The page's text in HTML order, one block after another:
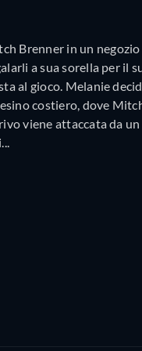
Brenner in un
a sua sorella per il
al gioco. Melanie
costiero, dove
viene attaccata da